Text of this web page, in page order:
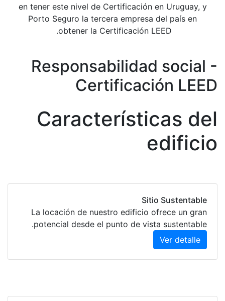
en tener este nivel de Certificación en Uruguay, y
Porto Seguro la tercera empresa del país en
obtener la Certificación LEED.
Responsabilidad social
Certificación
Características
Sitio Sustentable
La locación de nuestro edificio ofrece un gran
potencial desde el punto de vista sustentable.
Ver detalle